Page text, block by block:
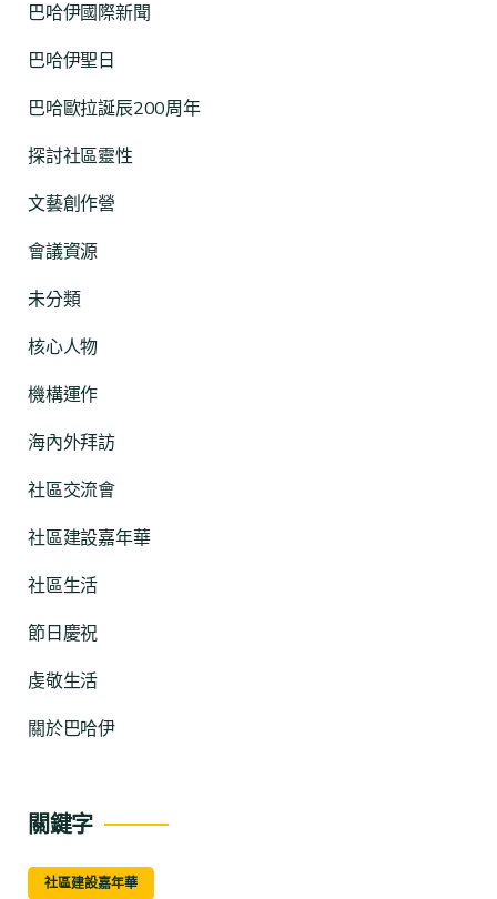
巴哈伊國際新聞
巴哈伊聖日
巴哈歐拉誕辰200周年
探討社區靈性
文藝創作營
會議資源
未分類
核心人物
機構運作
海內外拜訪
社區交流會
社區建設嘉年華
社區生活
節日慶祝
虔敬生活
關於巴哈伊
關鍵字
社區建設嘉年華